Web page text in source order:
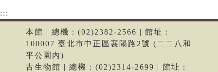
:::
本館 | 總機：(02)2382-2566 | 館址：
100007 臺北市中正區襄陽路2號 (二二八和
平公園內)
古生物館 | 總機：(02)2314-2699 | 館址：